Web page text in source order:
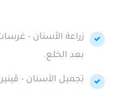
زراعة الأسنان -
بعد الخلع.
تجميل الأسنان -